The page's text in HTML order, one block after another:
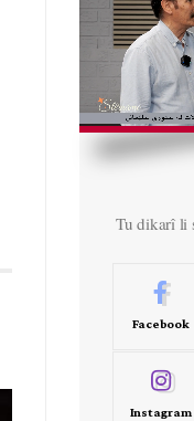
Tu dikarî li
Facebook
Instagram